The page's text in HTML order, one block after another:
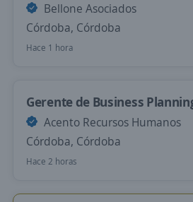
Bellone Asociados
Córdoba, Córdoba
Hace 1 hora
Gerente de Business
Acento Recursos Humanos
Córdoba, Córdoba
Hace 2 horas